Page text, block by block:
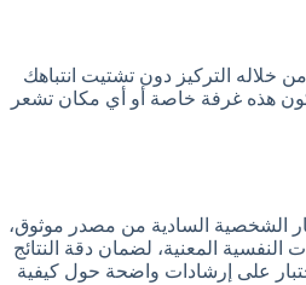
خلاله التركيز دون تشتيت انتباهك
هذه غرفة خاصة أو أي مكان تشعر
الشخصية السادية من مصدر موثوق،
المعنية، لضمان دقة النتائج
على إرشادات واضحة حول كيفية